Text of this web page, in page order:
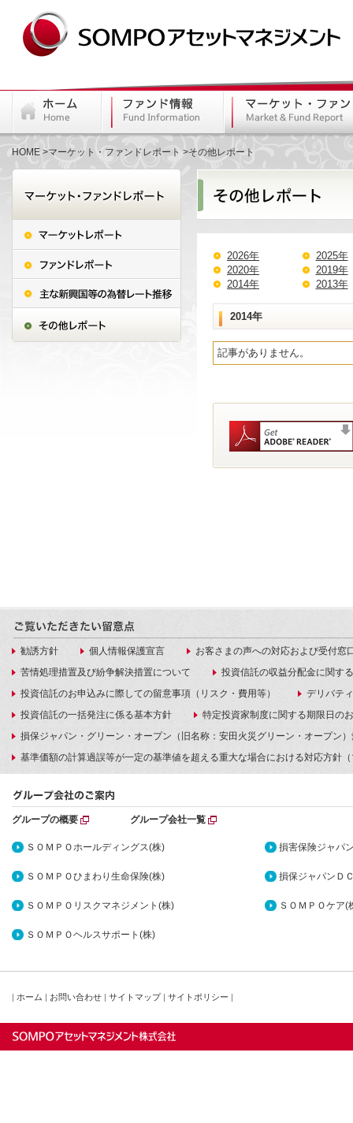
HOME マーケット・ファンドレポート その他レポート
2026年
2025年
2020年
2019年
2014年
2013年
2014年
記事がありません。
勧誘方針 個人情報保護宣言
お客さまの声への対応および受付窓
苦情処理措置及び紛争解決措置について
投資信託の収益分配金に関す
投資信託のお申込みに際しての留意事項（リスク・費用等）
デリバテ
投資信託の一括発注に係る基本方針
特定投資家制度に関する期限日の
損保ジャパン・グリーン・オープン（旧名称：安田火災グリーン・オープン
基準価額の計算過誤等が一定の基準値を超える重大な場合における対応方針
グループの概要 グループ会社一覧
ＳＯＭＰＯホールディングス(株) 損害保険ジャパ
ＳＯＭＰＯひまわり生命保険(株) 損保ジャパンＤ
ＳＯＭＰＯリスクマネジメント(株) ＳＯＭＰＯケア(
ＳＯＭＰＯヘルスサポート(株)
ホーム お問い合わせ サイトマップ サイトポリシー